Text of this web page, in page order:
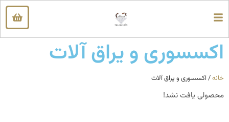
اکسسوری و یراق آلات
خانه/ اکسسوری و یراق آلات
محصولی یافت نشد!